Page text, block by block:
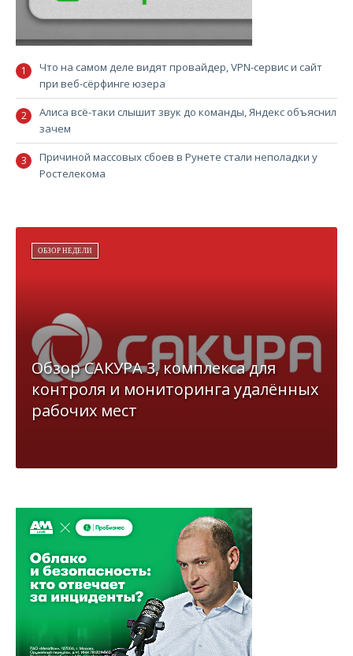
Что на самом деле видят провайдер, VPN-сервис и сайт
при веб-сёрфинге юзера
Алиса всё-таки слышит звук до команды, Яндекс объяснил
зачем
Причиной массовых сбоев в Рунете стали неполадки у
Ростелекома
ОБЗОР НЕДЕЛИ
Обзор САКУРА 3, комплекса для
контроля и мониторинга удалённых
рабочих мест